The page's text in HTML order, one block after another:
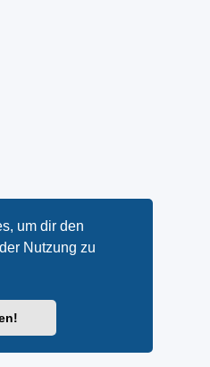
um dir den
Nutzung zu